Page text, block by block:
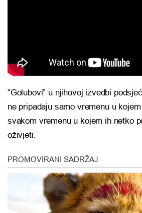
“Golubovi” u njihovoj izvedbi
ne pripadaju samo vremenu u
svakom vremenu u kojem ih netko
oživjeti.